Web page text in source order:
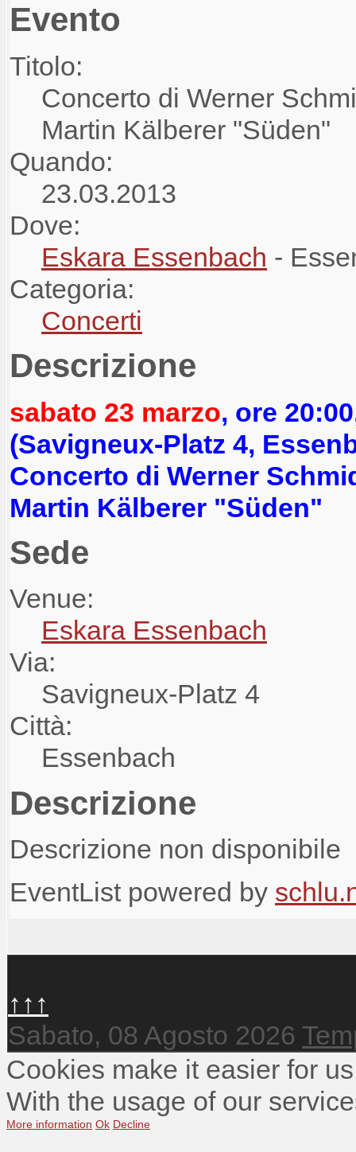
Evento
Titolo:
Concerto di Werner
Martin Kälberer "Süden"
Quando:
23.03.2013
Dove:
Eskara Essenbach -
Categoria:
Concerti
Descrizione
sabato 23 marzo, ore
(Savigneux-Platz 4,
Concerto di Werner
Martin Kälberer "Süden"
Sede
Venue:
Eskara Essenbach
Via:
Savigneux-Platz 4
Città:
Essenbach
Descrizione
Descrizione non disponibile
EventList powered by
↑↑↑
Sabato, 08 Agosto 2026
Cookies make it easier for
With the usage of our
More information Ok Decline